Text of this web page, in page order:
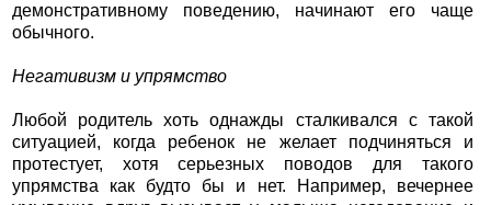
демонстративному поведению, начинают его чаще
обычного.
Негативизм и упрямство
Любой родитель хоть однажды сталкивался с такой
ситуацией, когда ребенок не желает подчиняться и
протестует, хотя серьезных поводов для такого
упрямства как будто бы и нет. Например, вечернее